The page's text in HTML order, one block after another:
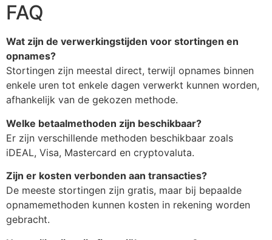
FAQ
Wat zijn de verwerkingstijden voor stortingen en
opnames?
Stortingen zijn meestal direct, terwijl opnames binnen
enkele uren tot enkele dagen verwerkt kunnen worden,
afhankelijk van de gekozen methode.
Welke betaalmethoden zijn beschikbaar?
Er zijn verschillende methoden beschikbaar zoals
iDEAL, Visa, Mastercard en cryptovaluta.
Zijn er kosten verbonden aan transacties?
De meeste stortingen zijn gratis, maar bij bepaalde
opnamemethoden kunnen kosten in rekening worden
gebracht.